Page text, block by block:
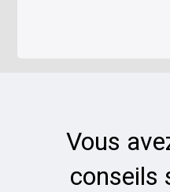
Vous
conseils